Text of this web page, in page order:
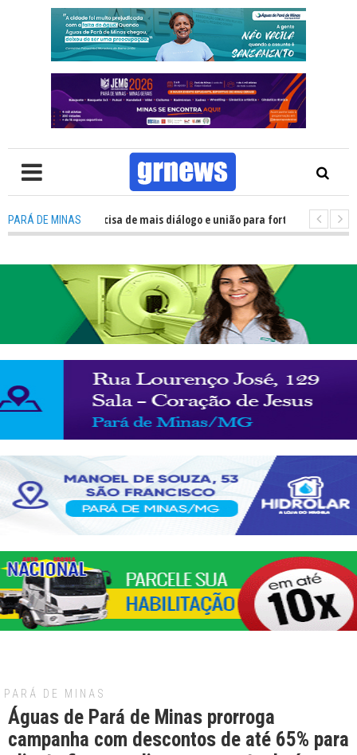
PARÁ DE MINAS
TV: Política precisa de mais diálogo e união para fortalecer Minas e
PARÁ DE MINAS
Águas de Pará de Minas prorroga
campanha com descontos de até 65% para